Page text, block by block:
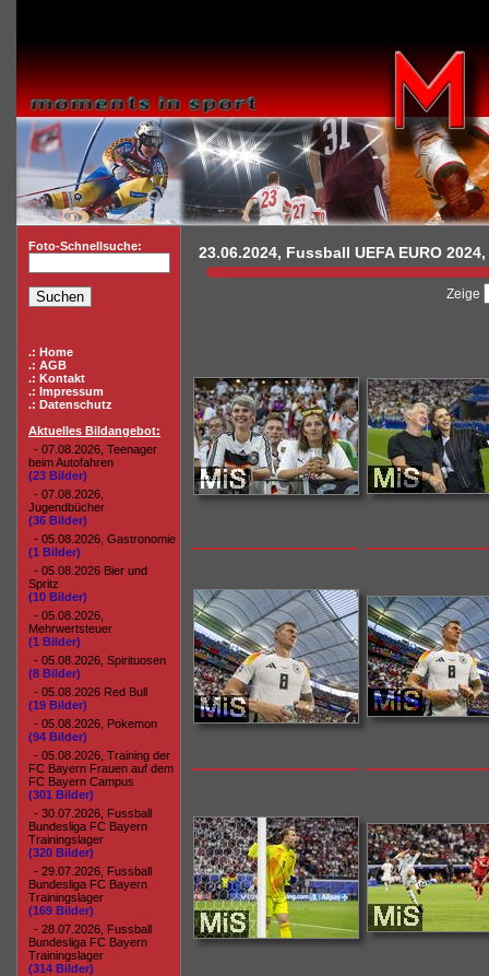
Foto-Schnellsuche:
.: Home
.: AGB
.: Kontakt
.: Impressum
.: Datenschutz
Aktuelles Bildangebot:
- 07.08.2026, Teenager
beim Autofahren
(23 Bilder)
- 07.08.2026,
Jugendbücher
(36 Bilder)
- 05.08.2026, Gastronomie
(1 Bilder)
- 05.08.2026 Bier und
Spritz
(10 Bilder)
- 05.08.2026,
Mehrwertsteuer
(1 Bilder)
- 05.08.2026, Spirituosen
(8 Bilder)
- 05.08.2026 Red Bull
(19 Bilder)
- 05.08.2026, Pokemon
(94 Bilder)
- 05.08.2026, Training der
FC Bayern Frauen auf dem
FC Bayern Campus
(301 Bilder)
- 30.07.2026, Fussball
Bundesliga FC Bayern
Trainingslager
(320 Bilder)
- 29.07.2026, Fussball
Bundesliga FC Bayern
Trainingslager
(169 Bilder)
- 28.07.2026, Fussball
Bundesliga FC Bayern
Trainingslager
(314 Bilder)
23.06.2024, Fussball UEFA EURO
Zeige